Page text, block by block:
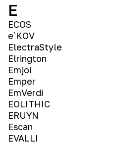
E
ECOS
e`KOV
ElectraStyle
Elrington
Emjoi
Emper
EmVerdi
EOLITHIC
ERUYN
Escan
EVALLI